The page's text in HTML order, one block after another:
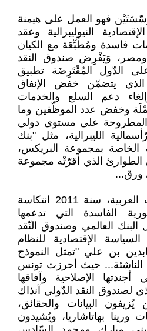
فهو العمل على هيمنة
النيوليبرالية وعقد
فاسدة ومُطَبِّعَة مع الكيان
ومصر، وَيَفْرِض صندوق النقد
على الدّول المُقْتَرِضَة تطبيق
الذي يتضمّن خفض الإنفاق
دعم السلع والخدمات
وخفض عدد الموظّفين وما
المطروحة على مستوى دولي
الليبرالية، مثل "بنك
الخاصة بمجموعة البريكس،
الطوارئ الذي أقرّتْه مجموعة
ورق...
شكّلت انتفاضات الشعوب العربية، سنة 2011 انتكاسة
الفاسدة التي تدعمها
البنك العالمي وصندوق النّقد
الإقتصادية للنظام
بن علي "تمثل النموذج
الناشئة... حيث أحرزت تونس
الإصلاحية وآفاقها
لصندوق النقد الدّولي آنذاك
البيانات والحقائق،
بهاتاشاريا، ويُشيدون